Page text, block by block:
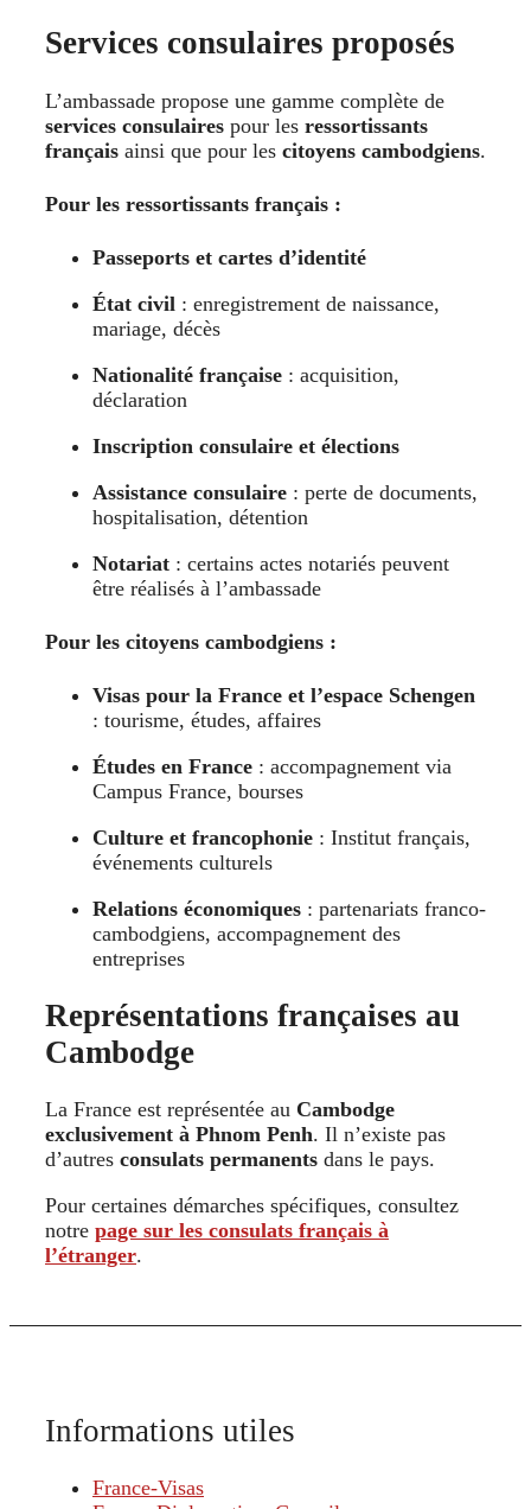
Services consulaires proposés
L’ambassade propose une gamme complète de
services consulaires pour les ressortissants
français ainsi que pour les citoyens cambodgiens.
Pour les ressortissants français :
Passeports et cartes d’identité
État civil : enregistrement de naissance,
mariage, décès
Nationalité française : acquisition,
déclaration
Inscription consulaire et élections
Assistance consulaire : perte de documents,
hospitalisation, détention
Notariat : certains actes notariés peuvent
être réalisés à l’ambassade
Pour les citoyens cambodgiens :
Visas pour la France et l’espace Schengen
: tourisme, études, affaires
Études en France : accompagnement via
Campus France, bourses
Culture et francophonie : Institut français,
événements culturels
Relations économiques : partenariats franco-
cambodgiens, accompagnement des
entreprises
Représentations françaises au
Cambodge
La France est représentée au Cambodge
exclusivement à Phnom Penh. Il n’existe pas
d’autres consulats permanents dans le pays.
Pour certaines démarches spécifiques, consultez
notre page sur les consulats français à
l’étranger.
Informations utiles
France-Visas